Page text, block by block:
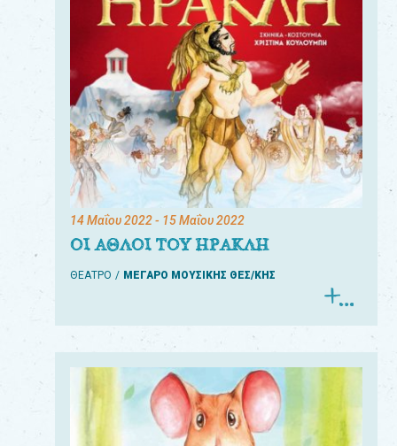
14 Μαΐου 2022- 15 Μαΐου 2022
ΟΙ ΑΘΛΟΙ ΤΟΥ ΗΡΑΚΛΗ
ΘΕΑΤΡΟ ΜΕΓΑΡΟ ΜΟΥΣΙΚΗΣ ΘΕΣ/ΚΗΣ